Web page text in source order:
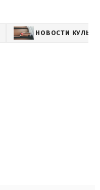
НОВОСТИ